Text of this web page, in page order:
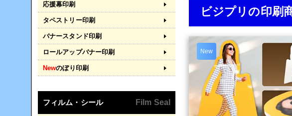
ビジプリの印刷
New
応援幕印刷
タペストリー印刷
バナースタンド印刷
ロールアップバナー印刷
Newのぼり印刷
フィルム・シール Film Seal